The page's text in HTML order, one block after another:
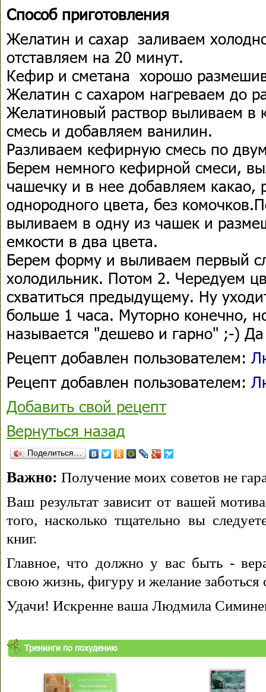
Способ приготовления
Желатин и сахар заливаем
отставляем на 20 минут.
Кефир и сметана хорошо
Желатин с сахаром нагреваем до
Желатиновый раствор выливаем в
смесь и добавляем ванилин.
Разливаем кефирную смесь по
Берем немного кефирной смеси,
чашечку и в нее добавляем какао,
однородного цвета, без
выливаем в одну из чашек и
емкости в два цвета.
Берем форму и выливаем первый
холодильник. Потом 2. Чередуем
схватиться предыдущему. Ну
больше 1 часа. Муторно конечно,
называется "дешево и гарно" ;-)
Рецепт добавлен пользователем:
Рецепт добавлен пользователем:
Добавить свой рецепт
Вернуться назад
Поделиться…
Важно: Получение моих советов не
Ваш результат зависит от вашей
того, насколько тщательно вы
книг.
Главное, что должно у вас быть -
свою жизнь, фигуру и желание заботься
Удачи! Искренне ваша Людмила
Тренинги по похудению